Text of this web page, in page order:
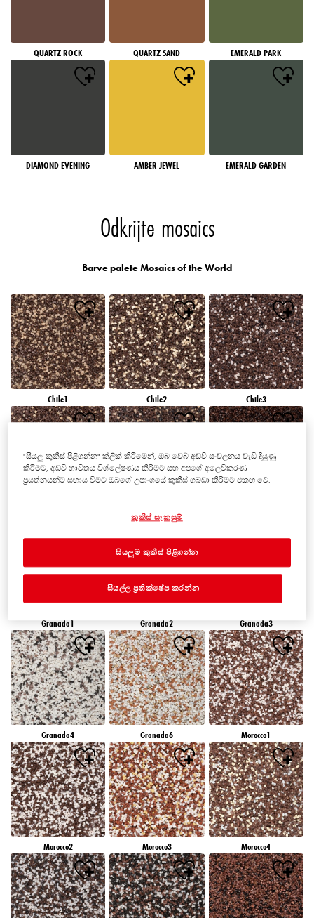
QUARTZ ROCK QUARTZ SAND EMERALD PARK
DIAMOND EVENING AMBER JEWEL EMERALD GARDEN
Odkrijte mosaics
Barve palete Mosaics of the World
Chile1 Chile2 Chile3
Chile5
Granada1 Granada2 Granada3
Granada4 Granada6 Morocco1
Morocco2 Morocco3 Morocco4
"සියලු කුකීස් පිළිගන්න" ක්ලික් කිරීමෙන්, ඔබ වෙබ් අඩවි සංචලනය වැඩි දියුණු
කිරීමට, අඩවි භාවිතය විශ්ලේෂණය කිරීමට සහ අපගේ අලෙවිකරණ
ප්‍රයත්නයන්ට සහාය වීමට ඔබගේ උපාංගයේ කුකීස් ගබඩා කිරීමට එකඟ වේ.
කුකීස් සැකසුම්
සියල්ල ප්‍රතික්ෂේප කරන්න
සියලුම කුකීස් පිළිගන්න